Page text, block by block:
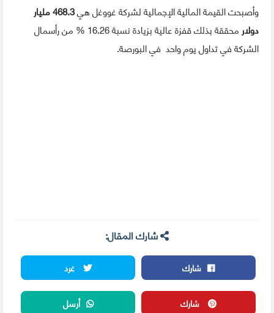
وأصبحت القيمة المالية الإجمالية لشركة غووغل هي
468.3 مليار
دولار
محققة بذلك قفزة عالية بزيادة نسبة 16.26 % من رأسمال
الشركة في تداول يوم واحد في البورصة.
شارك المقال:
شارك
غرد
شارك
أرسل